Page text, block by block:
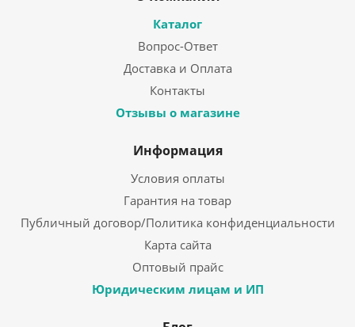
Каталог
Вопрос-Ответ
Доставка и Оплата
Контакты
Отзывы о магазине
Информация
Условия оплаты
Гарантия на товар
Публичный договор/Политика конфиденциальности
Карта сайта
Оптовый прайс
Юридическим лицам и ИП